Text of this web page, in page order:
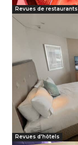
Revues de restaurants
Revues d'hôtels